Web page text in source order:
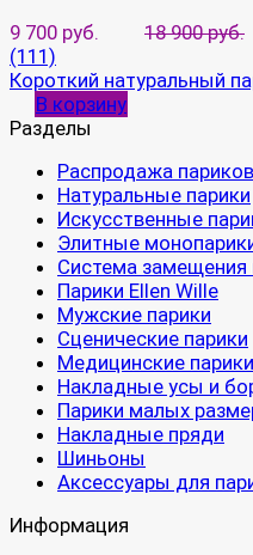
9 700 руб.
18 900 руб.
(111)
Короткий натуральный
В корзину
Разделы
Распродажа париков
Натуральные парики
Искусственные
Элитные
Система замещения
Парики Ellen Wille
Мужские парики
Сценические парики
Медицинские парики
Накладные усы и
Парики малых
Накладные пряди
Шиньоны
Аксессуары для
Информация